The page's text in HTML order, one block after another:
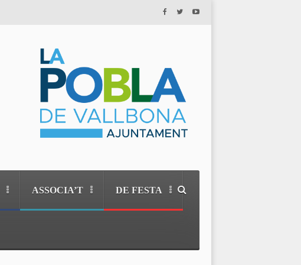
ASSOCIA’T DE FESTA